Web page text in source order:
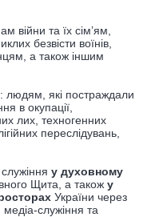
війни та їх сім’ям,
безвісти воїнів,
а також іншим
: людям, які постраждали
в окупації,
лих, техногенних
переслідувань,
у духовному
Щита, а також у
України через
медіа-служіння та